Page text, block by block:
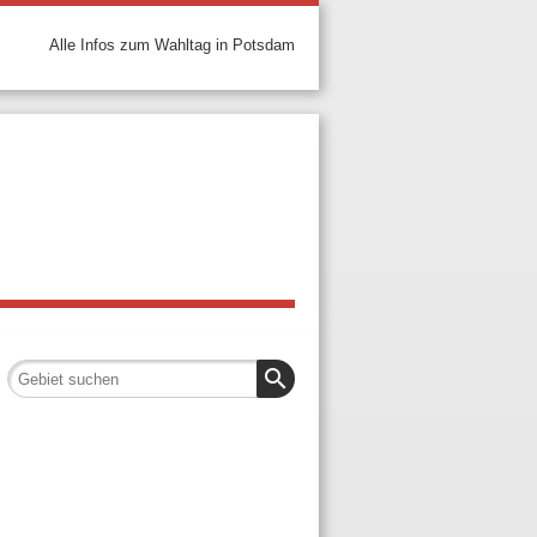
Alle Infos zum Wahltag in Potsdam
search